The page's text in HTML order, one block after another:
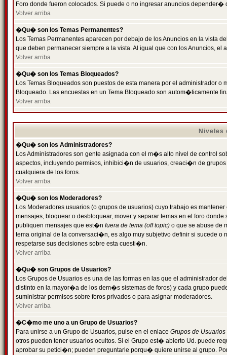
Foro donde fueron colocados. Si puede o no ingresar anuncios
Volver arriba
�Qu� son los Temas Permanentes?
Los Temas Permanentes aparecen por debajo de los Anuncios en la
que deben permanecer siempre a la vista. Al igual que con los Anuncios,
Volver arriba
�Qu� son los Temas Bloqueados?
Los Temas Bloqueados son puestos de esta manera por el administrador
Bloqueado. Las encuestas en un Tema Bloqueado son autom�ticamente
Volver arriba
Niveles
�Qu� son los Administradores?
Los Administradores son gente asignada con el m�s alto nivel de control
aspectos, incluyendo permisos, inhibici�n de usuarios, creaci�n de
cualquiera de los foros.
Volver arriba
�Qu� son los Moderadores?
Los Moderadores usuarios (o grupos de usuarios) cuyo trabajo es
mensajes, bloquear o desbloquear, mover y separar temas en el foro
publiquen mensajes que est�n fuera de tema (off topic) o que se abuse de
tema original de la conversaci�n, es algo muy subjetivo definir si sucede
respetarse sus decisiones sobre esta cuesti�n.
Volver arriba
�Qu� son Grupos de Usuarios?
Los Grupos de Usuarios es una de las formas en las que el administrador
distinto en la mayor�a de los dem�s sistemas de foros) y cada grupo
suministrar permisos sobre foros privados o para asignar moderadores.
Volver arriba
�C�mo me uno a un Grupo de Usuarios?
Para unirse a un Grupo de Usuarios, pulse en el enlace Grupos de Usuarios
otros pueden tener usuarios ocultos. Si el Grupo est� abierto Ud. puede
aprobar su petici�n; pueden preguntarle porqu� quiere unirse al grupo.